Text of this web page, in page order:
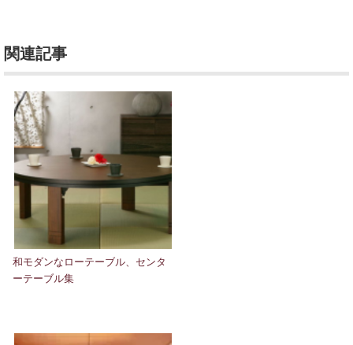
関連記事
和モダンなローテーブル、センタ
ーテーブル集